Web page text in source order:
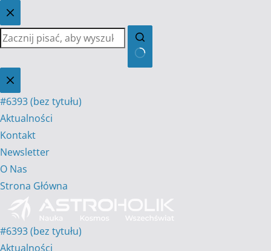
Przejdź
do
treści
Brak
wyników
#6393 (bez tytułu)
Aktualności
Kontakt
Newsletter
O Nas
Strona Główna
#6393 (bez tytułu)
Aktualności